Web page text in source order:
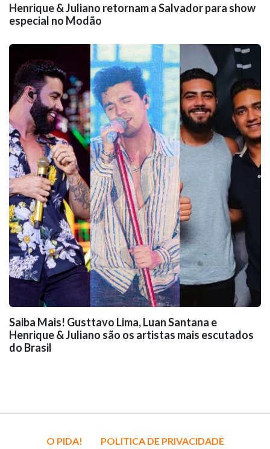
Henrique & Juliano retornam a Salvador para show
especial no Modão
Saiba Mais! Gusttavo Lima, Luan Santana e
Henrique & Juliano são os artistas mais escutados
do Brasil
O PIDA! POLITICA DE PRIVACIDADE